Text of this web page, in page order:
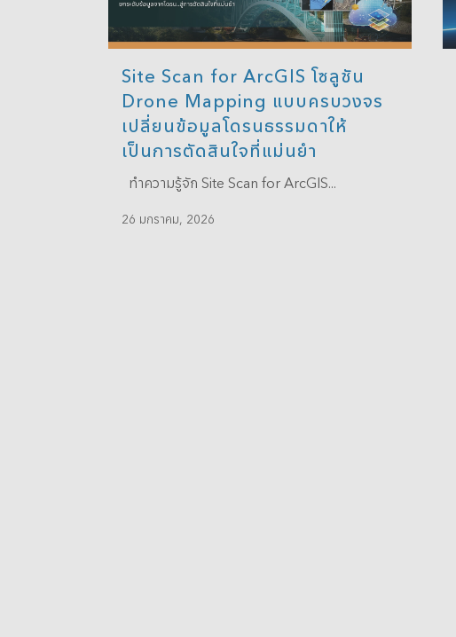
Site Scan for ArcGIS โซลูชัน
Drone Mapping แบบครบวงจร
เปลี่ยนข้อมูลโดรนธรรมดาให้
เป็นการตัดสินใจที่แม่นยำ
ทำความรู้จัก Site Scan for ArcGIS...
26 มกราคม, 2026